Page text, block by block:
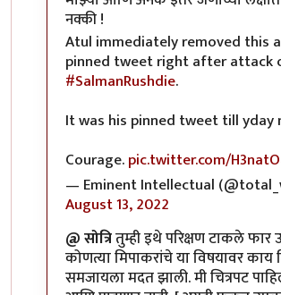
नक्की !
Atul immediately removed this
pinned tweet right after attack
#SalmanRushdie.
It was his pinned tweet till yday
Courage.pic.twitter.com/
— Eminent Intellectual
August 13, 2022
@ सोत्रितुम्ही इथे परिक्षण टाकले फार
कोणत्या मिपाकरांचे या विषयावर
समजायला मदत झाली. मी चित्रपट